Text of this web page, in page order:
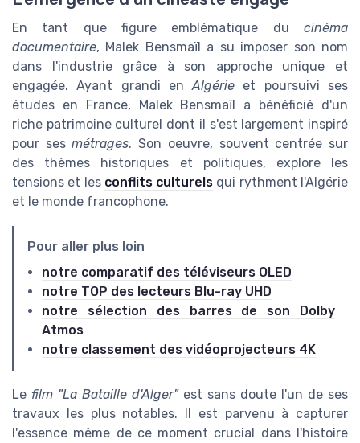
En tant que figure emblématique du cinéma
documentaire, Malek Bensmaïl a su imposer son nom
dans l'industrie grâce à son approche unique et
engagée. Ayant grandi enAlgérie et poursuivi ses
études en France, Malek Bensmaïl a bénéficié d'un
riche patrimoine culturel dont il s'est largement inspiré
pour sesmétrages. Son oeuvre, souvent centrée sur
des thèmes historiques et politiques, explore les
tensions et les conflits culturels qui rythment l'Algérie
et le monde francophone.
Pour aller plus loin
notre comparatif des téléviseurs OLED
notre TOP des lecteurs Blu-ray UHD
notre sélection des barres de son Dolby
Atmos
notre classement des vidéoprojecteurs 4K
Le film "La Bataille d'Alger"est sans doute l'un de ses
travaux les plus notables. Il est parvenu à capturer
l'essence même de ce moment crucial dans l'histoire